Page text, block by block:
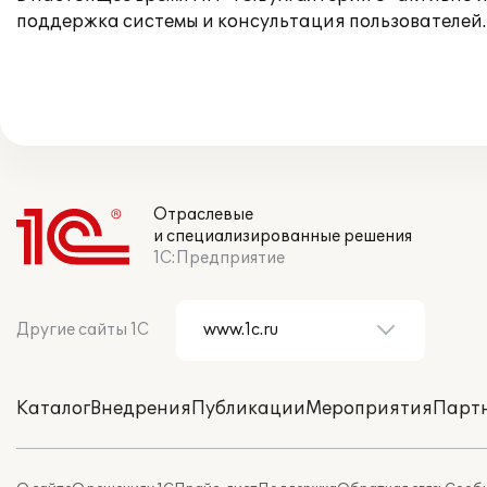
поддержка системы и консультация пользователей.
Отраслевые
и специализированные решения
1С:Предприятие
Другие сайты 1С
КаталогВнедренияПубликацииМероприятия